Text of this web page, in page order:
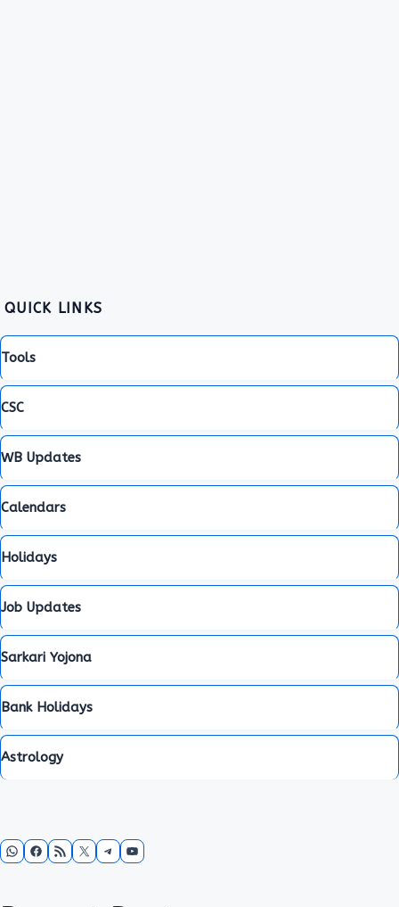
QUICK LINKS
Tools
CSC
WB Updates
Calendars
Holidays
Job Updates
Sarkari Yojona
Bank Holidays
Astrology
WhatsApp
Facebook
RSS FeedX Telegram
YouTube